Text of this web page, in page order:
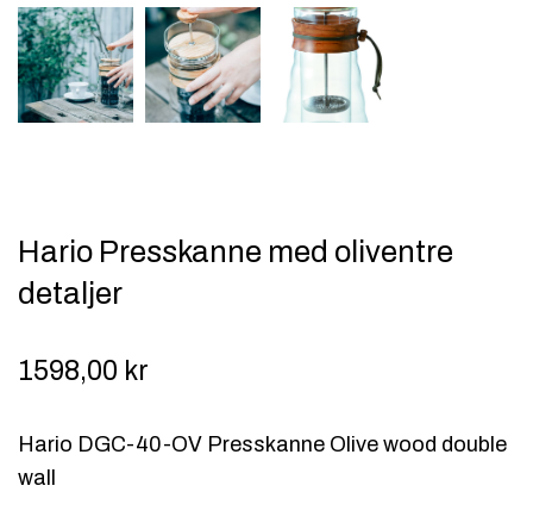
Hario Presskanne med oliventre
detaljer
1598,00 kr
Hario DGC-40-OV Presskanne Olive wood double
wall